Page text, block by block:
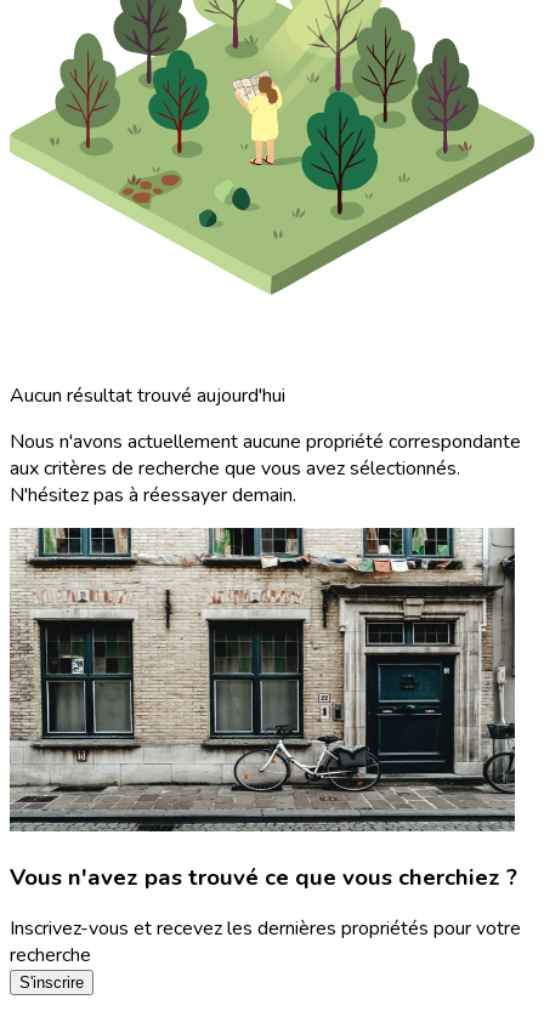
Aucun résultat trouvé aujourd'hui
Nous n'avons actuellement aucune propriété correspondante
aux critères de recherche que vous avez sélectionnés.
N'hésitez pas à réessayer demain.
Vous n'avez pas trouvé ce que vous cherchiez ?
Inscrivez-vous et recevez les dernières propriétés pour votre
recherche
S'inscrire